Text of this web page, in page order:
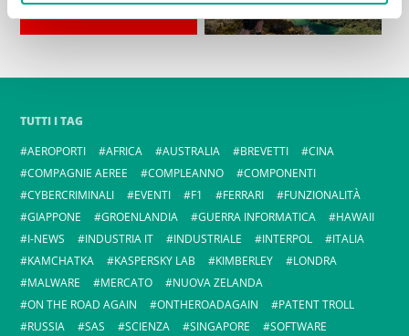
TUTTI I TAG
AEROPORTI
AFRICA AUSTRALIA BREVETTI
CINA
COMPAGNIE AEREE
COMPLEANNO
COMPONENTI
CYBERCRIMINALI
EVENTI F1 FERRARI
FUNZIONALITÀ
GIAPPONE
GROENLANDIA GUERRA INFORMATICA
HAWAII
I-NEWS
INDUSTRIA IT INDUSTRIALE INTERPOL
ITALIA
KAMCHATKA
KASPERSKY LAB KIMBERLEY
LONDRA
MALWARE
MERCATO
NUOVA ZELANDA
ON THE ROAD AGAIN
ONTHEROADAGAIN
PATENT TROLL
RUSSIA
SAS SCIENZA SINGAPORE
SOFTWARE